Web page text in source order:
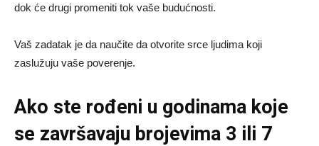
dok će drugi promeniti tok vaše budućnosti.
Vaš zadatak je da naučite da otvorite srce ljudima koji
zaslužuju vaše poverenje.
Ako ste rođeni u godinama koje
se završavaju brojevima 3 ili 7